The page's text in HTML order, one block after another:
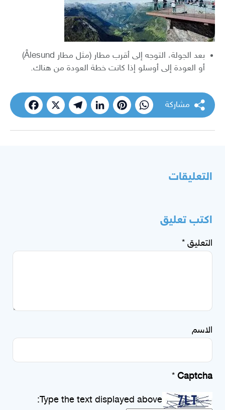
بعد الجولة، التوجه إلى أقرب مطار (مثل مطار Ålesund)
أو العودة إلى أوسلو إذا كانت خطة العودة من هناك.
مشاركة WhatsApp
Pinterest
LinkedIn
Telegram
X
التعليقات
اكتب تعليق
التعليق *
الاسم
Captcha
*
Type the text displayed above: